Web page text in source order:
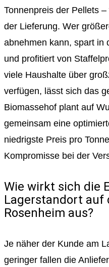
Tonnenpreis der Pellets
der Lieferung. Wer
abnehmen kann, spart in
und profitiert von
viele Haushalte über
verfügen, lässt sich das
Biomassehof plant auf
gemeinsam eine
niedrigste Preis pro
Kompromisse bei der
Wie wirkt sich die
Lagerstandort auf
Rosenheim aus?
Je näher der Kunde am
geringer fallen die